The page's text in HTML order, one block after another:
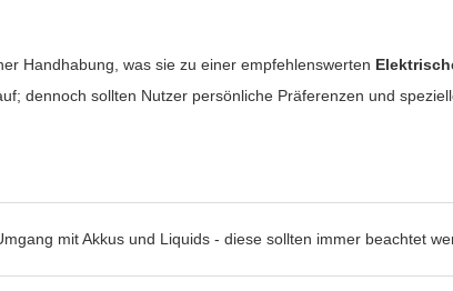
Handhabung, was sie zu einer empfehlenswerten
dennoch sollten Nutzer persönliche Präferenzen und
mit Akkus und Liquids - diese sollten immer beachtet